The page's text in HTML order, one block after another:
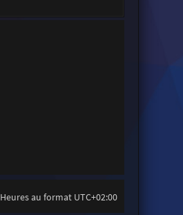
Heures au format UTC+02:00